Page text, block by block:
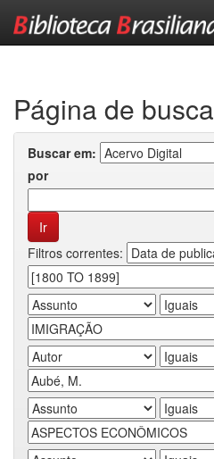
Página de busca
Buscar em:
por
Filtros correntes: